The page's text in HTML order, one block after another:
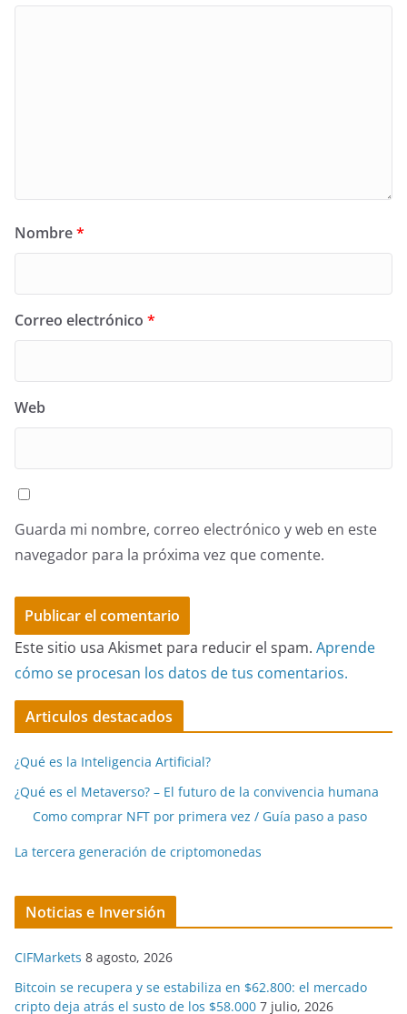
Nombre*
Correo electrónico *
Web
Guarda mi nombre, correo electrónico y web en este
navegador para la próxima vez que comente.
Este sitio usa Akismet para reducir el spam. Aprende
cómo se procesan los datos de tus comentarios.
Articulos destacados
¿Qué es la Inteligencia Artificial?
¿Qué es el Metaverso? – El futuro de la convivencia humana
Como comprar NFT por primera vez / Guía paso a paso
La tercera generación de criptomonedas
Noticias e Inversión
CIFMarkets 8 agosto, 2026
Bitcoin se recupera y se estabiliza en $62.800: el mercado
cripto deja atrás el susto de los $58.000 7 julio, 2026